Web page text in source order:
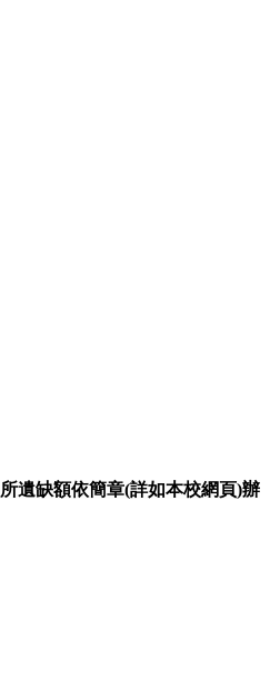
所遺缺額依簡章(詳如本校網頁)辦